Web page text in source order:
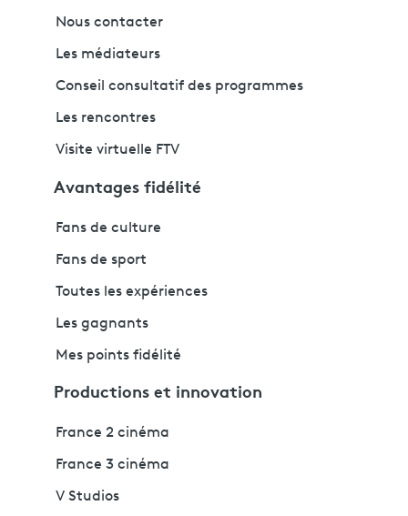
Nous contacter
Les médiateurs
Conseil consultatif des programmes
Les rencontres
Visite virtuelle FTV
Avantages fidélité
Fans de culture
Fans de sport
Toutes les expériences
Les gagnants
Mes points fidélité
Productions et innovation
France 2 cinéma
France 3 cinéma
V Studios